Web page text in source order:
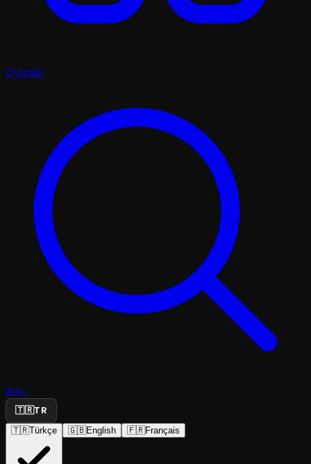
Oyunlar
Ara...
🇹🇷TR
🇹🇷Türkçe 🇬🇧English 🇫🇷Français